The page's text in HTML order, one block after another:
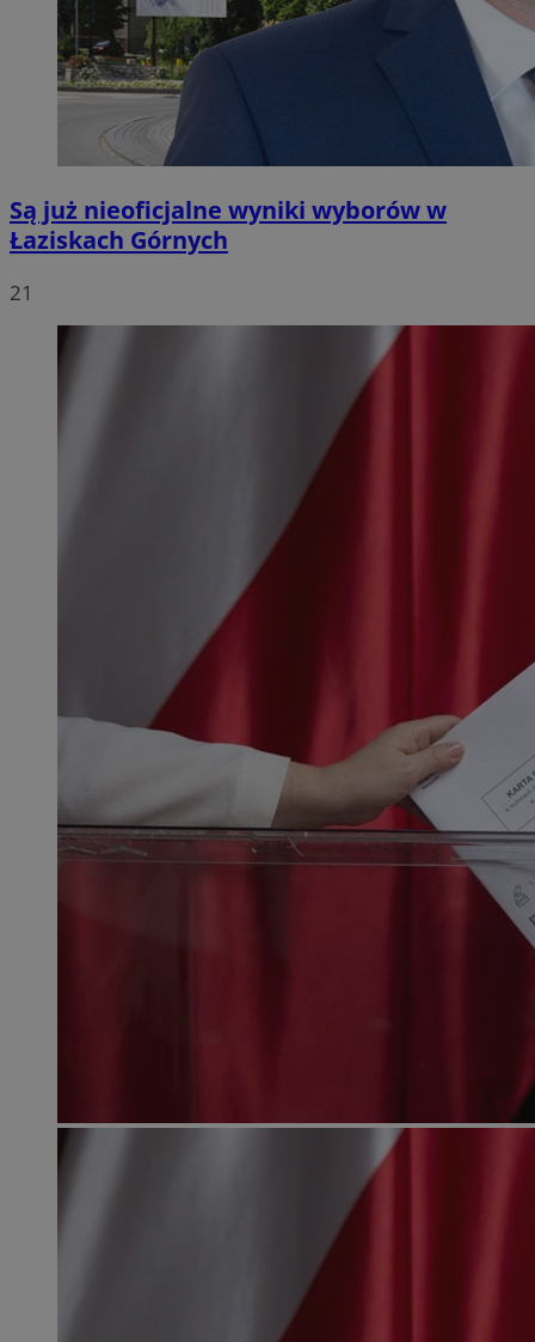
Są już nieoficjalne wyniki wyborów w
Łaziskach Górnych
21